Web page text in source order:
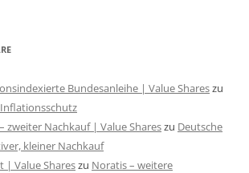
Bundesanleihe | Value Shareszu
zweiter Nachkauf | Value Shareszu Deutsche
kleiner Nachkauf
| Value Shareszu Noratis – weitere